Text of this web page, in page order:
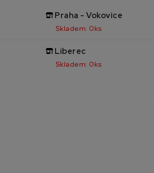
Praha - Vokovice
Skladem: 0ks
Liberec
Skladem: 0ks